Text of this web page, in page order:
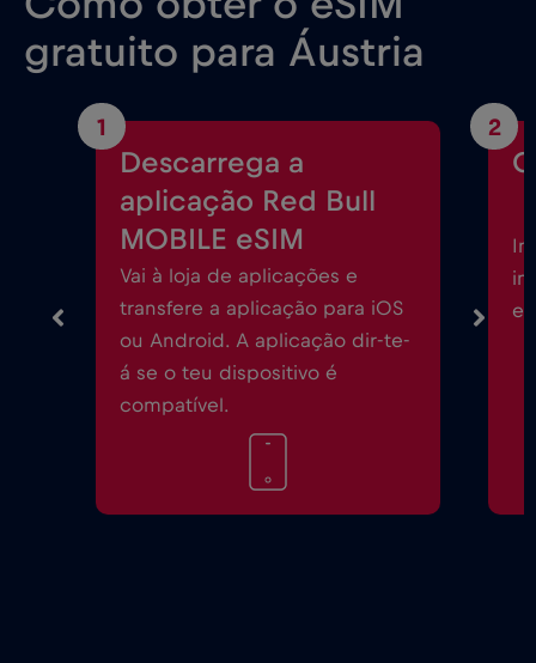
gratuito para Áustria
1
Descarrega a
aplicação Red Bull
MOBILE eSIM
Vai à loja de aplicações e
transfere a aplicação para iOS
ou Android. A aplicação dir-te-
á se o teu dispositivo é
compatível.
2